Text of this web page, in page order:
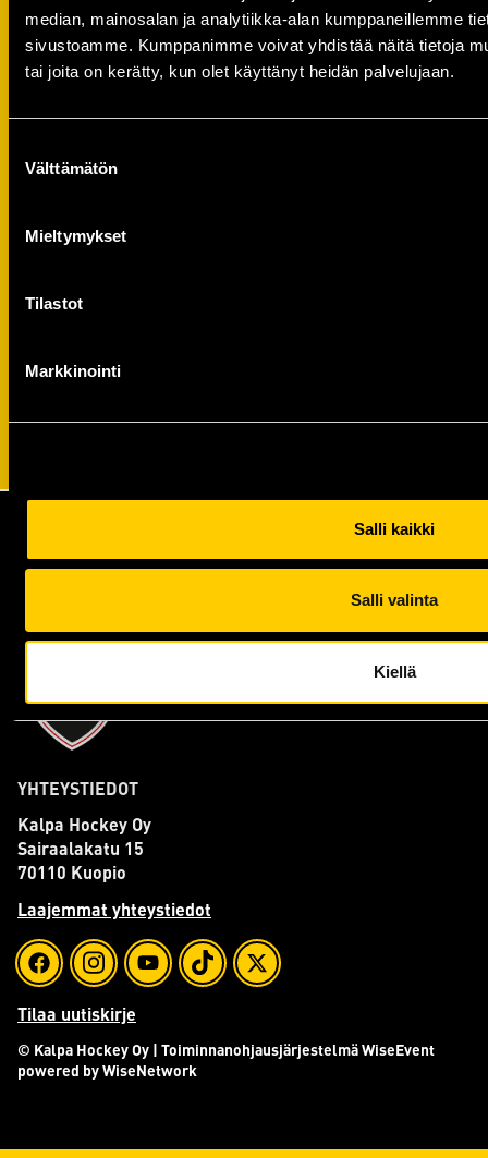
median, mainosalan ja analytiikka-alan kumppaneillemme
sivustoamme. Kumppanimme voivat yhdistää näitä tietoja
tai joita on kerätty, kun olet käyttänyt heidän palvelujaan.
valinta
Välttämätön
Mieltymykset
Tilastot
Markkinointi
Salli kaikki
Salli valinta
Kiellä
YHTEYSTIEDOT
Kalpa Hockey Oy
Sairaalakatu 15
70110 Kuopio
Laajemmat yhteystiedot
Tilaa uutiskirje
© Kalpa Hockey Oy | ToiminnanohjausjärjestelmäWiseEvent
powered byWiseNetwork